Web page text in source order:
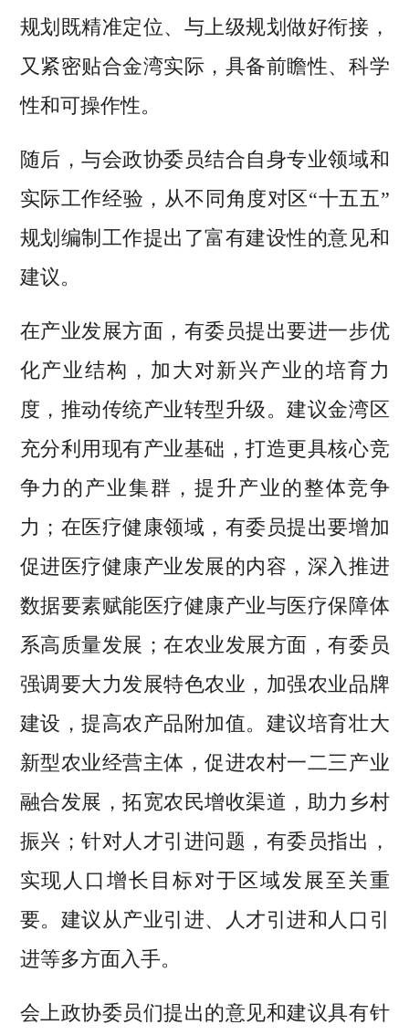
规划既精准定位、与上级规划做好衔接，
又紧密贴合金湾实际，具备前瞻性、科学
性和可操作性。
随后，与会政协委员结合自身专业领域和
实际工作经验，从不同角度对区“十五五”
规划编制工作提出了富有建设性的意见和
建议。
在产业发展方面，有委员提出要进一步优
化产业结构，加大对新兴产业的培育力
度，推动传统产业转型升级。建议金湾区
充分利用现有产业基础，打造更具核心竞
争力的产业集群，提升产业的整体竞争
力；在医疗健康领域，有委员提出要增加
促进医疗健康产业发展的内容，深入推进
数据要素赋能医疗健康产业与医疗保障体
系高质量发展；在农业发展方面，有委员
强调要大力发展特色农业，加强农业品牌
建设，提高农产品附加值。建议培育壮大
新型农业经营主体，促进农村一二三产业
融合发展，拓宽农民增收渠道，助力乡村
振兴；针对人才引进问题，有委员指出，
实现人口增长目标对于区域发展至关重
要。建议从产业引进、人才引进和人口引
进等多方面入手。
会上政协委员们提出的意见和建议具有针